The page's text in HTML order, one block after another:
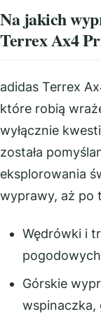
Na jakich
Terrex Ax4
adidas Terrex
które robią
wyłącznie
została
eksplorowania
wyprawy, aż po
Wędrówki i
Górskie
wspinaczka,